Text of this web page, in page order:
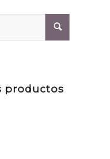
productos